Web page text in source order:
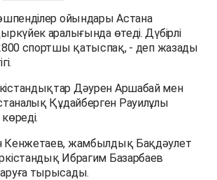
ойындары Астана
аралығында өтеді. Дүбірлі
спортшы қатыспақ, - деп жазады
Дәурен Аршабай мен
Құдайберген Рауилұлы
Кенжетаев, жамбылдық Бақдәулет
Ибрагим Базарбаев
тырысады.